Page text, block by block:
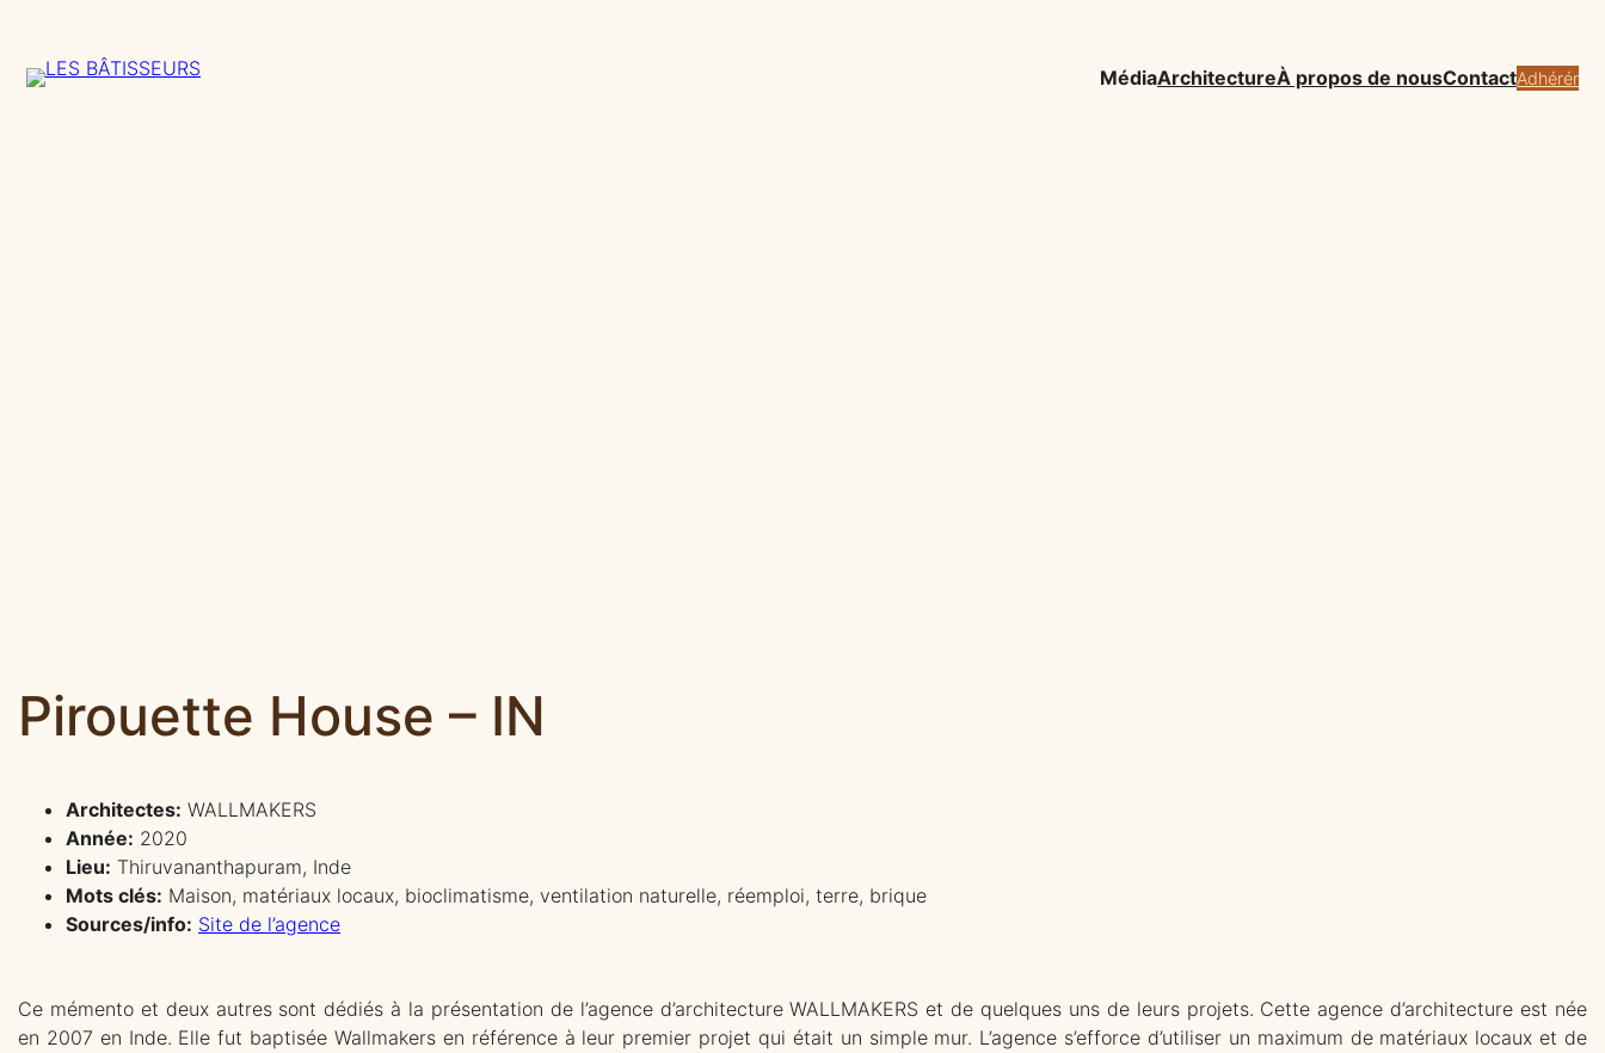
MédiaArchitectureÀ propos de nousContactAdhérér
Pirouette House – IN
Architectes: WALLMAKERS
Année: 2020
Lieu: Thiruvananthapuram, Inde
Mots clés: Maison, matériaux locaux, bioclimatisme, ventilation naturelle, réemploi, terre, brique
Sources/info: Site de l’agence
Ce mémento et deux autres sont dédiés à la présentation de l’agence d’architecture WALLMAKERS et de quelques uns de leurs projets. Cette agence d’architecture est née
en 2007 en Inde. Elle fut baptisée Wallmakers en référence à leur premier projet qui était un simple mur. L’agence s’efforce d’utiliser un maximum de matériaux locaux et de